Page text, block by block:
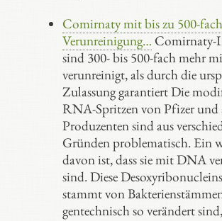
Comirnaty mit bis zu 500-
Verunreinigung… Comirnaty-
sind 300- bis 500-fach mehr
verunreinigt, als durch die
Zulassung garantiert Die
RNA-Spritzen von Pfizer und
Produzenten sind aus
Gründen problematisch. Ein
davon ist, dass sie mit DNA
sind. Diese
stammt von
gentechnisch so verändert